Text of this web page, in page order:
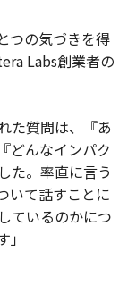
つの気づきを得
Labs創業者の
た質問は、『あ
どんなインパク
た。率直に言う
いて話すことに
ているのかにつ